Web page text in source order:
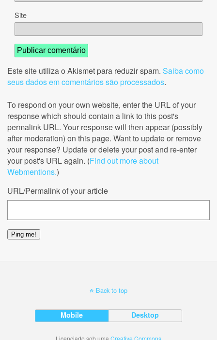
Site
Este site utiliza o Akismet para reduzir spam. Saiba como
seus dados em comentários são processados.
To respond on your own website, enter the URL of your
response which should contain a link to this post's
permalink URL. Your response will then appear (possibly
after moderation) on this page. Want to update or remove
your response? Update or delete your post and re-enter
your post's URL again. (Find out more about
Webmentions.)
URL/Permalink of your article
Back to top
Mobile Desktop
Licenciado sob uma Creative Commons